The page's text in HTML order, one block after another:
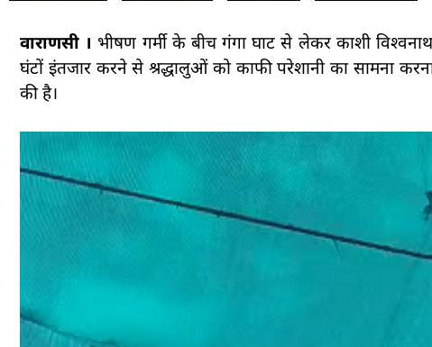
वाराणसी । भीषण गर्मी के बीच गंगा घाट से लेकर काशी
घंटों इंतजार करने से श्रद्धालुओं को काफी परेशानी का सामना
की है।